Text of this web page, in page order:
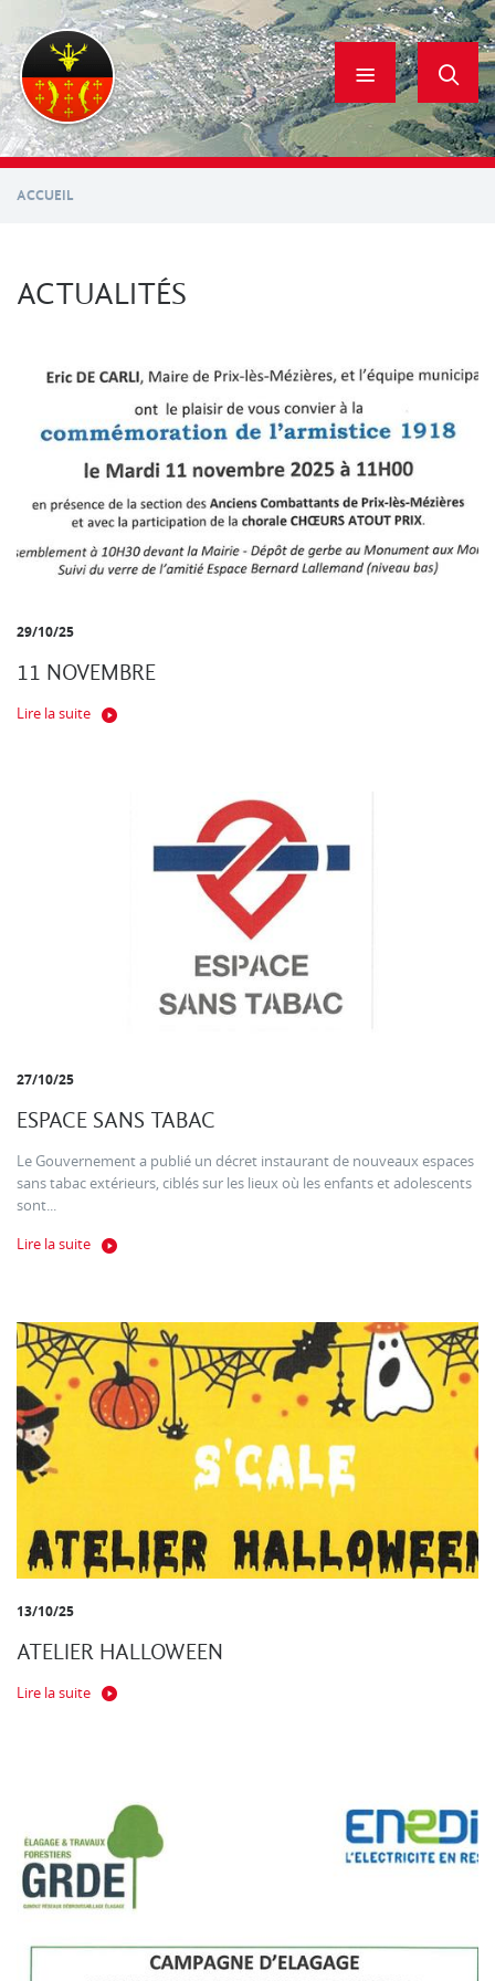
contenu
principal
ACCUEIL
ACTUALITÉS
29/10/25
11 NOVEMBRE
Lire la suite
27/10/25
ESPACE SANS TABAC
Le Gouvernement a publié un décret instaurant de nouveaux espaces
sans tabac extérieurs, ciblés sur les lieux où les enfants et adolescents
sont...
Lire la suite
13/10/25
ATELIER HALLOWEEN
Lire la suite